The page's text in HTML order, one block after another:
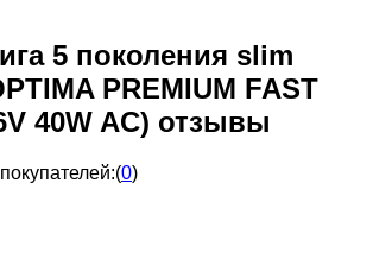
5 поколения slim
PREMIUM FAST
40W AC) отзывы
(0)